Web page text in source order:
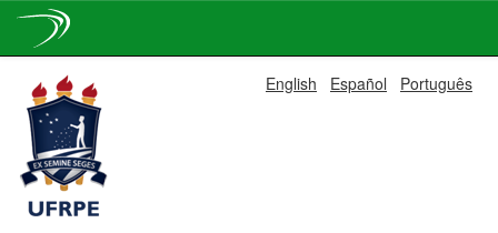
navigation
English Español Português